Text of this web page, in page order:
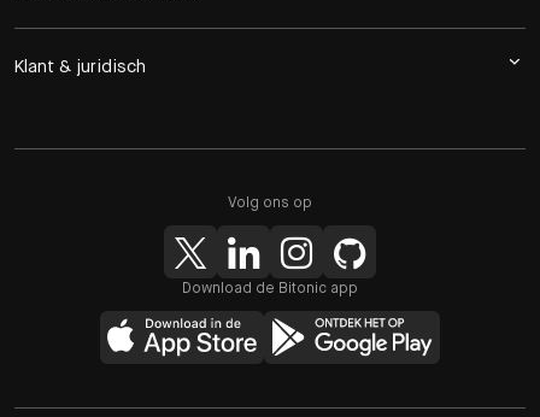
Klant & juridisch
Volg ons op
Download de Bitonic app